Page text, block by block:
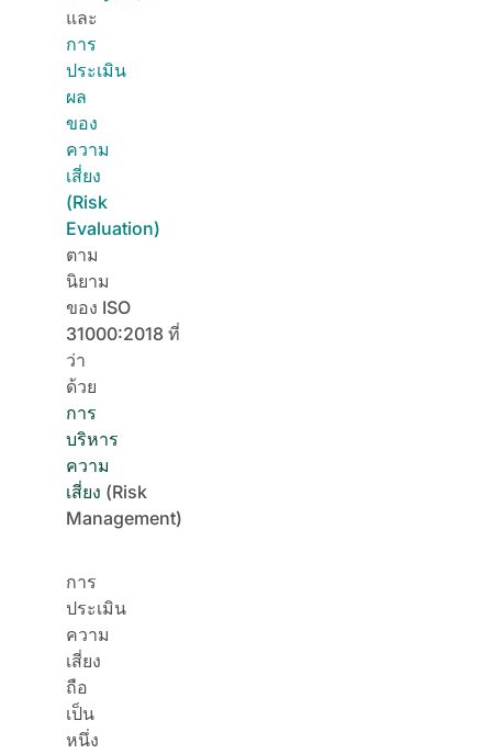
และ
การ
ประเมิน
ผล
ของ
ความ
เสี่ยง
(Risk
Evaluation)
ตาม
นิยาม
ของ ISO
31000:2018 ที่
ว่า
ด้วย
การ
บริหาร
ความ
เสี่ยง (Risk
Management)
การ
ประเมิน
ความ
เสี่ยง
ถือ
เป็น
หนึ่ง